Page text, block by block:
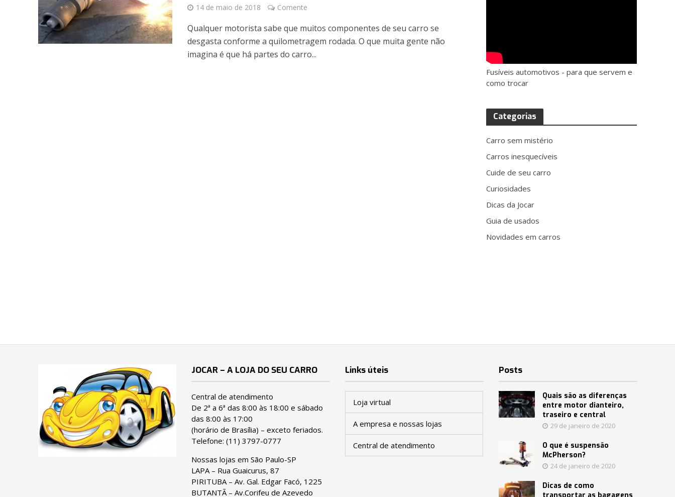
14 de maio de 2018 Comente
Qualquer motorista sabe que muitos componentes de seu carro se
desgasta conforme a quilometragem rodada. O que muita gente não
imagina é que há partes do carro...
Fusíveis automotivos - para que servem e
como trocar
Categorias
Carro sem mistério
Carros inesquecíveis
Cuide de seu carro
Curiosidades
Dicas da Jocar
Guia de usados
Novidades em carros
JOCAR – A LOJA DO SEU CARRO
Central de atendimento
De 2ª a 6ª das 8:00 às 18:00 e sábado
das 8:00 às 17:00
(horário de Brasília) – exceto feriados.
Telefone:(11) 3797-0777
Nossas lojas em São Paulo-SP
LAPA – Rua Guaicurus, 87
PIRITUBA – Av. Gal. Edgar Facó, 1225
BUTANTÃ – Av.Corifeu de Azevedo
Links úteis
Loja virtual
A empresa e nossas lojas
Central de atendimento
Posts
Quais são as diferenças
entre motor dianteiro,
traseiro e central
29 de janeiro de 2020
O que é suspensão
McPherson?
24 de janeiro de 2020
Dicas de como